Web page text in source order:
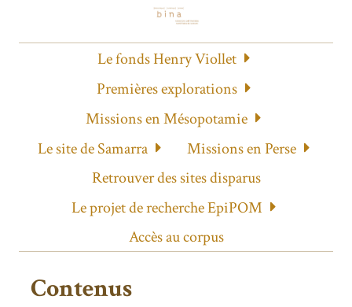
Le fonds Henry Viollet
Premières explorations
Missions en Mésopotamie
Le site de Samarra
Missions en Perse
Retrouver des sites disparus
Le projet de recherche EpiPOM
Accès au corpus
Contenus